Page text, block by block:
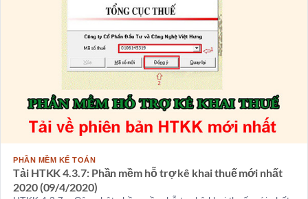
PHẦN MỀM KẾ TOÁN
Tải HTKK 4.3.7: Phần mềm hỗ trợ kê khai thuế mới nhất
2020 (09/4/2020)